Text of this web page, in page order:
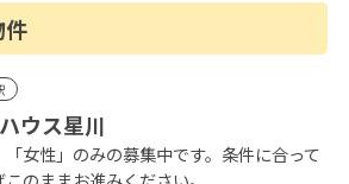
件
ウス星川
「女性」のみの募集中です。条件に合って